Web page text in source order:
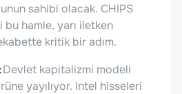
sahibi olacak. CHIPS
bu hamle, yarı iletken
kritik bir adım.
Devlet kapitalizmi modeli
yayılıyor. Intel hisseleri